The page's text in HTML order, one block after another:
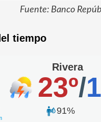
Fuente: Banco
tiempo
Rivera
23º/
91%